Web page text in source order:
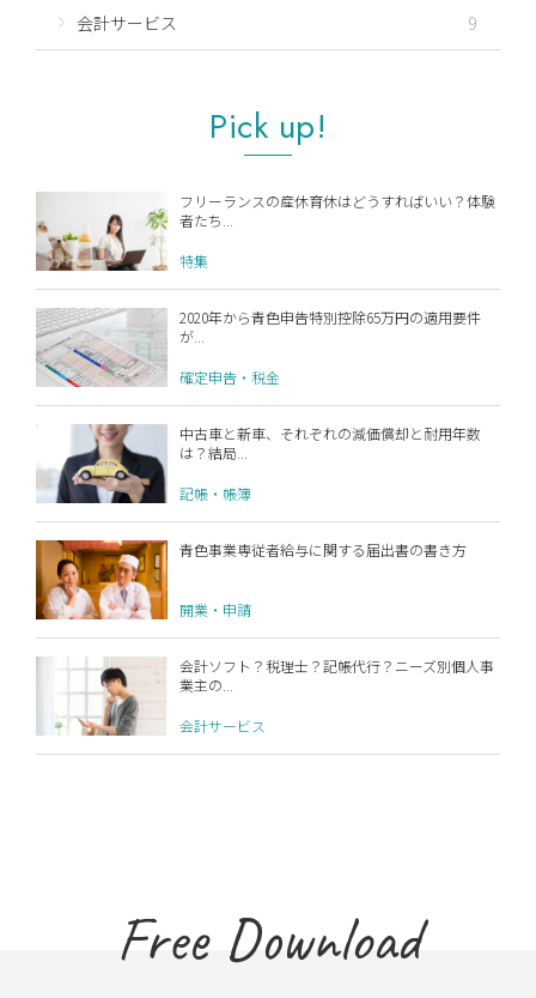
会計サービス 9
Pick up!
フリーランスの産休育休はどうすればいい？体験
者たち...
特集
2020年から青色申告特別控除65万円の適用要件
が...
確定申告・税金
中古車と新車、それぞれの減価償却と耐用年数
は？結局...
記帳・帳簿
青色事業専従者給与に関する届出書の書き方
開業・申請
会計ソフト？税理士？記帳代行？ニーズ別個人事
業主の...
会計サービス
Free Download